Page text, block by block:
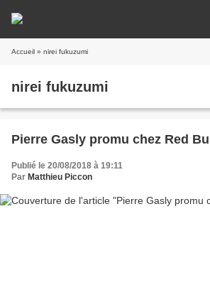
Accueil » nirei fukuzumi
nirei fukuzumi
Pierre Gasly promu chez Red Bull
Publié le 20/08/2018 à 19:11
Par Matthieu Piccon